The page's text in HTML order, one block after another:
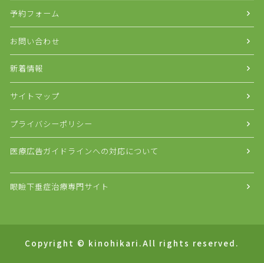
予約フォーム
お問い合わせ
新着情報
サイトマップ
プライバシーポリシー
医療広告ガイドラインへの対応について
眼瞼下垂症治療専門サイト
Copyright © kinohikari.All rights reserved.